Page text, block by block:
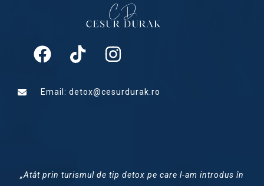
Email: detox@cesurdurak.ro
„Atât prin turismul de tip detox pe care l-am introdus în